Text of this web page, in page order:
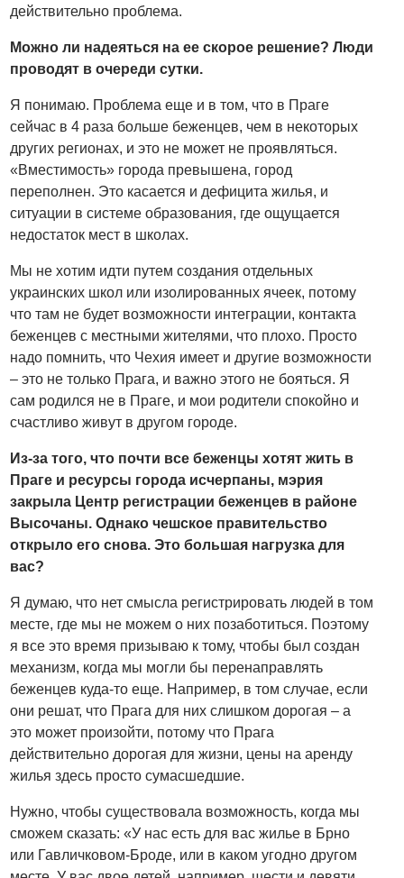
действительно проблема.
Можно ли надеяться на ее скорое решение? Люди
проводят в очереди сутки.
Я понимаю. Проблема еще и в том, что в Праге
сейчас в 4 раза больше беженцев, чем в некоторых
других регионах, и это не может не проявляться.
«Вместимость» города превышена, город
переполнен. Это касается и дефицита жилья, и
ситуации в системе образования, где ощущается
недостаток мест в школах.
Мы не хотим идти путем создания отдельных
украинских школ или изолированных ячеек, потому
что там не будет возможности интеграции, контакта
беженцев с местными жителями, что плохо. Просто
надо помнить, что Чехия имеет и другие возможности
– это не только Прага, и важно этого не бояться. Я
сам родился не в Праге, и мои родители спокойно и
счастливо живут в другом городе.
Из-за того, что почти все беженцы хотят жить в
Праге и ресурсы города исчерпаны, мэрия
закрыла Центр регистрации беженцев в районе
Высочаны. Однако чешское правительство
открыло его снова. Это большая нагрузка для
вас?
Я думаю, что нет смысла регистрировать людей в том
месте, где мы не можем о них позаботиться. Поэтому
я все это время призываю к тому, чтобы был создан
механизм, когда мы могли бы перенаправлять
беженцев куда-то еще. Например, в том случае, если
они решат, что Прага для них слишком дорогая – а
это может произойти, потому что Прага
действительно дорогая для жизни, цены на аренду
жилья здесь просто сумасшедшие.
Нужно, чтобы существовала возможность, когда мы
сможем сказать: «У нас есть для вас жилье в Брно
или Гавличковом-Броде, или в каком угодно другом